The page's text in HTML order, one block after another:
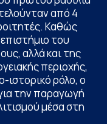
από 4
Καθώς
του
αλλά και της
περιοχής,
ιστορικό ρόλο, ο
την παραγωγή
μέσα στη